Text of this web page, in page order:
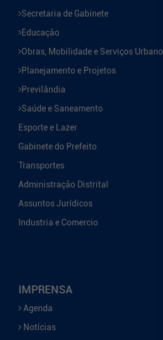
Secretaria de Gabinete
Educação
Obras, Mobilidade e Serviços
Planejamento e Projetos
Previlândia
Saúde e Saneamento
Esporte e Lazer
Gabinete do Prefeito
Transportes
Administração Distrital
Assuntos Jurídicos
Industria e Comercio
IMPRENSA
Agenda
Notícias